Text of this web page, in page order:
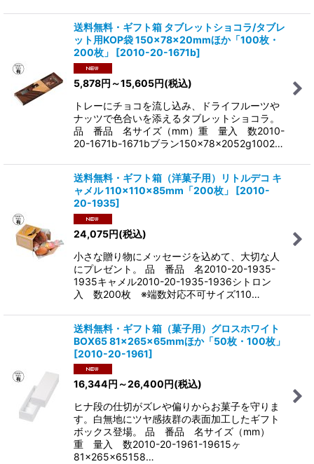
送料無料・ギフト箱 タブレットショコラ/タブレ
ット用KOP袋 150×78×20mmほか「100枚・
200枚」
[2010-20-1671b]
5,878円 ～15,605円(税込)
トレーにチョコを流し込み、ドライフルーツや
ナッツで色合いを添えるタブレットショコラ。
品 番品 名サイズ（mm）重 量入 数2010-
20-1671b-1671bブラン150×78×2052g1002…
送料無料・ギフト箱（洋菓子用）リトルデコ キ
ャメル 110×110×85mm「200枚」
[2010-
20-1935]
24,075円(税込)
小さな贈り物にメッセージを込めて、大切な人
にプレゼント。 品 番品 名2010-20-1935-
1935キャメル2010-20-1935-1936シトロン
入 数200枚 ※端数対応不可サイズ110…
送料無料・ギフト箱（菓子用）グロスホワイト
BOX65 81×265×65mmほか「50枚・100枚」
[2010-20-1961]
16,344 円 ～26,400 円(税込)
ヒナ段の仕切がズレや偏りからお菓子を守りま
す。白無地にツヤ感抜群の表面加工したギフト
ボックス登場。 品 番品 名サイズ（mm）
重 量入 数2010-20-1961-19615ヶ
81×265×65158…